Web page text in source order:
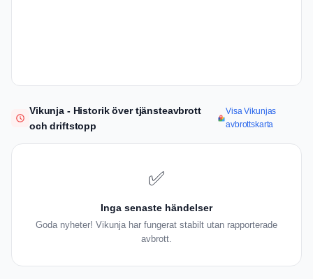
Vikunja - Historik över tjänsteavbrott
och driftstopp
Visa Vikunjas
avbrottskarta
✅
Inga senaste händelser
Goda nyheter! Vikunja har fungerat stabilt utan rapporterade
avbrott.